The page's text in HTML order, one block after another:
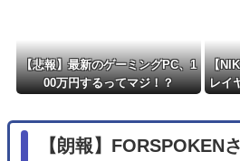
【悲報】最新のゲーミングPC、1
00万円するってマジ！？
【
レイ
【朗報】FORSPOKEN